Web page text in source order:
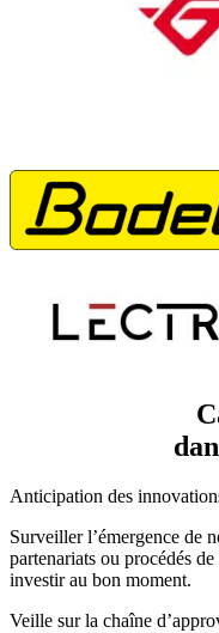
Anticipation des
Surveiller l’émergence de
partenariats ou procédés
investir au bon moment.
Veille sur la chaîne